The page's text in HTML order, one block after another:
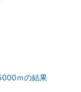
ｍの結果